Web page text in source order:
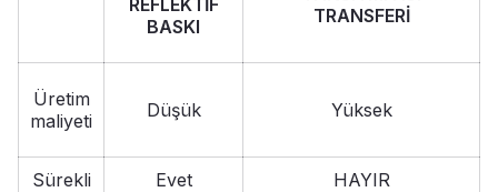
BASKI
TRANSFERİ
Üretim
maliyeti
Düşük Yüksek
Sürekli Evet HAYIR